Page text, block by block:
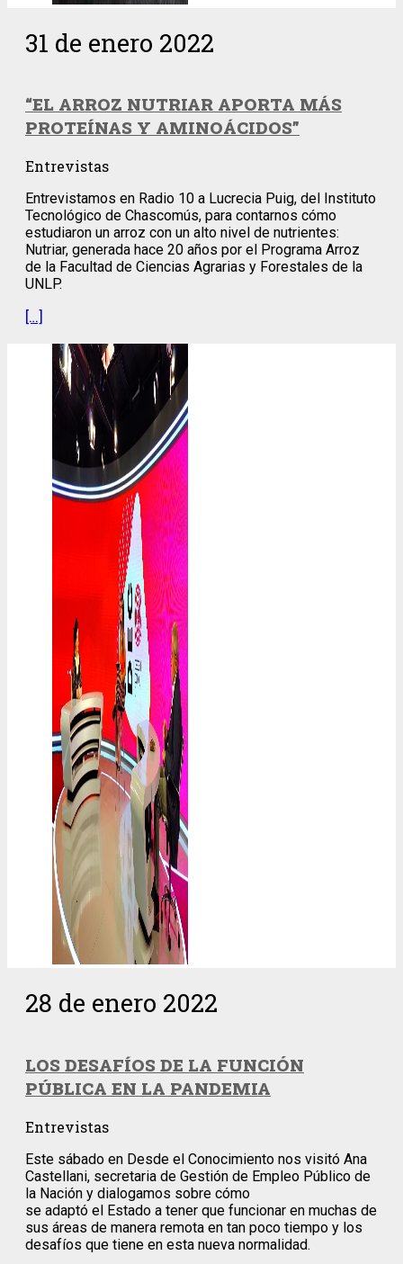
31 de enero 2022
“EL ARROZ NUTRIAR APORTA MÁS
PROTEÍNAS Y AMINOÁCIDOS”
Entrevistas
Entrevistamos en Radio 10 a Lucrecia Puig, del Instituto
Tecnológico de Chascomús, para contarnos cómo
estudiaron un arroz con un alto nivel de nutrientes:
Nutriar, generada hace 20 años por el Programa Arroz
de la Facultad de Ciencias Agrarias y Forestales de la
UNLP.
[…]
28 de enero 2022
LOS DESAFÍOS DE LA FUNCIÓN
PÚBLICA EN LA PANDEMIA
Entrevistas
Este sábado en Desde el Conocimiento nos visitó Ana
Castellani, secretaria de Gestión de Empleo Público de
la Nación y dialogamos sobre cómo
se adaptó el Estado a tener que funcionar en muchas de
sus áreas de manera remota en tan poco tiempo y los
desafíos que tiene en esta nueva normalidad.